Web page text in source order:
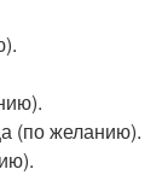
(по желанию).